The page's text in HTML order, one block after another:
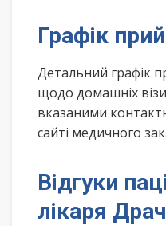
Графік
Детальний графік
щодо домашніх
вказаними
сайті медичного
Відгуки
лікаря